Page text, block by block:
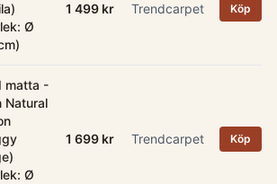
Ø
1 499 kr Trendcarpet Köp
matta -
Natural
Ø
1 699 kr Trendcarpet Köp